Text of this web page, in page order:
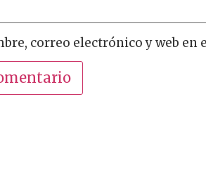
correo electrónico y web